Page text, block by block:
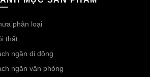
phân loại
thất
ngăn di dộng
ngăn văn phòng